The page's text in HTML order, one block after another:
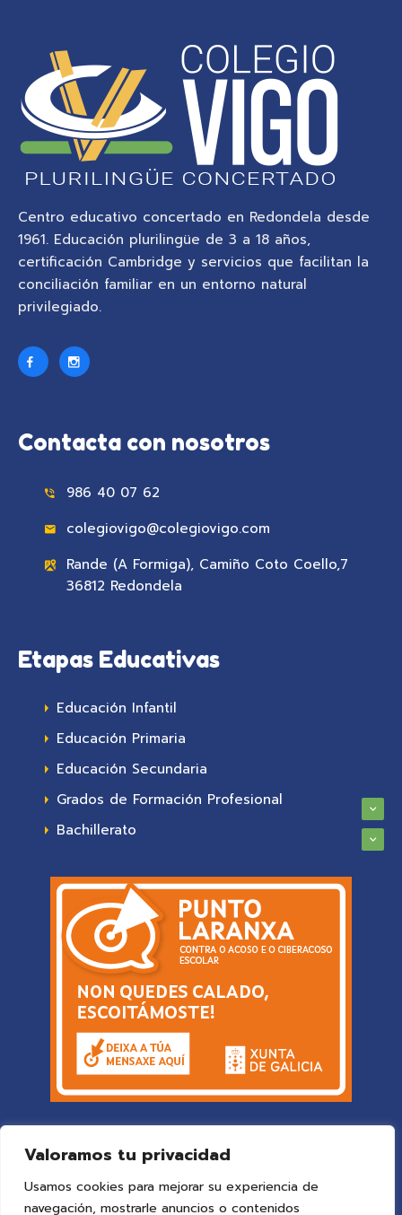
Valoramos tu privacidad
Usamos cookies para mejorar su experiencia de
navegación, mostrarle anuncios o contenidos
Centro educativo concertado en Redondela desde
1961. Educación plurilingüe de 3 a 18 años,
certificación Cambridge y servicios que facilitan la
conciliación familiar en un entorno natural
privilegiado.
Contacta con nosotros
986 40 07 62
colegiovigo@colegiovigo.com
Rande (A Formiga), Camiño Coto Coello,7
36812 Redondela
Etapas Educativas
Educación Infantil
Educación Primaria
Educación Secundaria
Grados de Formación Profesional
Bachillerato